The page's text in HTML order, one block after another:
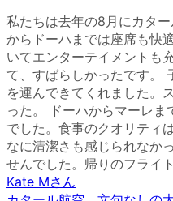
私たちは去年の8月にカタ
からドーハまでは座席も快
いてエンターテイメントも
て、すばらしかったです。
を運んできてくれました。
った。 ドーハからマーレ
でした。食事のクオリティ
なに清潔さも感じられなか
せんでした。帰りのフライ
Kate Mさん